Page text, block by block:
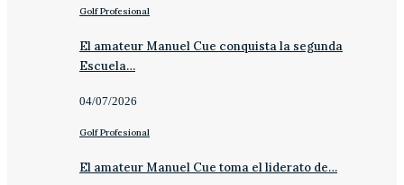
Golf Profesional
El amateur Manuel Cue conquista la segunda
Escuela…
04/07/2026
Golf Profesional
El amateur Manuel Cue toma el liderato de…